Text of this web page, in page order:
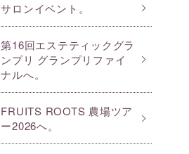
サロンイベント。
第16回エステティックグラ
ンプリ グランプリファイ
ナルへ。
FRUITS ROOTS 農場ツア
ー2026へ。